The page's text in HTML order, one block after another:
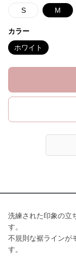
S M
カラー
ホワイト
洗練された印象の立
す。
不規則な裾ラインが
す。